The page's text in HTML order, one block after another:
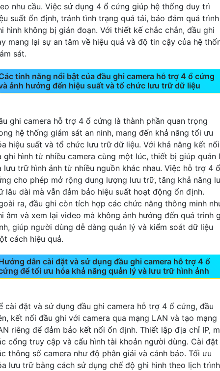
nhu cầu. Việc sử dụng 4 ổ cứng giúp hệ thống duy trì
suất ổn định, tránh tình trạng quá tải, bảo đảm quá trình
hình không bị gián đoạn. Với thiết kế chắc chắn, đầu ghi
mang lại sự an tâm về hiệu quả và độ tin cậy của hệ
sát.
tính năng nổi bật của đầu ghi camera hỗ trợ 4 ổ cứng
ảnh hưởng đến hiệu suất và tổ chức lưu trữ dữ liệu
ghi camera hỗ trợ 4 ổ cứng là thành phần quan trọng
hệ thống giám sát an ninh, mang đến khả năng tối ưu
hiệu suất và tổ chức lưu trữ dữ liệu. Với khả năng kết nối
ghi hình từ nhiều camera cùng một lúc, thiết bị giúp quản
lưu trữ hình ảnh từ nhiều nguồn khác nhau. Việc hỗ trợ 4 ổ
cho phép mở rộng dung lượng lưu trữ, tăng khả năng
lâu dài mà vẫn đảm bảo hiệu suất hoạt động ổn định.
ra, đầu ghi còn tích hợp các chức năng thông minh
âm và xem lại video mà không ảnh hưởng đến quá trình
giúp người dùng dễ dàng quản lý và kiểm soát dữ liệu
cách hiệu quả.
dẫn cài đặt và sử dụng đầu ghi camera hỗ trợ 4 ổ
để tối ưu hóa khả năng quản lý và lưu trữ hình ảnh
cài đặt và sử dụng đầu ghi camera hỗ trợ 4 ổ cứng, đầu
kết nối đầu ghi với camera qua mạng LAN và tạo mạng
riêng để đảm bảo kết nối ổn định. Thiết lập địa chỉ IP,
cổng truy cập và cấu hình tài khoản người dùng. Cài đặt
thông số camera như độ phân giải và cảnh báo. Tối ưu
lưu trữ bằng cách sử dụng chế độ ghi hình theo lịch trình